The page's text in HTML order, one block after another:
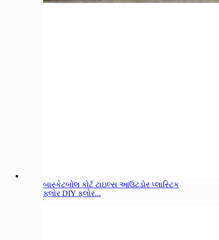
બાસ્કેટબોલ કોર્ટ ટાઇલ્સ આઉટડોર પ્લાસ્ટિક
ફ્લોર DIY ફ્લોર...